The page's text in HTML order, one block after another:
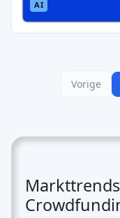
Vorige